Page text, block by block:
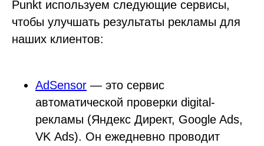
Punkt используем следующие сервисы,
чтобы улучшать результаты рекламы для
наших клиентов:
AdSensor — это сервис
автоматической проверки digital-
рекламы (Яндекс Директ, Google Ads,
VK Ads). Он ежедневно проводит